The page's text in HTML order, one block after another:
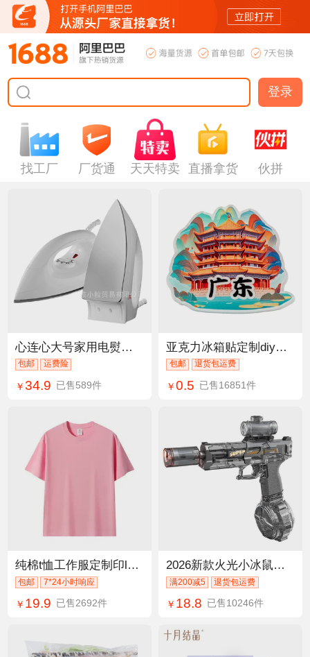
登录
找工厂 厂货通 天天特卖 直播拿货 伙拼
心连心大号家用电熨斗1000W手持式温度可调节插电宿舍衣服熨烫机
包邮 运费险
￥34.9 已售589件
纯棉t恤工作服定制印logo圆领短袖文化广告衫定做印图工装班服diy
包邮 7*24小时响应
￥ 19.9 已售2692件
亚克力冰箱贴定制diy文创城市卡通磁吸贴景区纪念品装饰磁力贴
包邮 退货包运费
￥0.5 已售16851件
2026新款火光小冰鼠电动水枪玩具大容量高速连发水枪儿童戏水玩具
满200减5 退货包运费
￥ 18.8 已售10246件